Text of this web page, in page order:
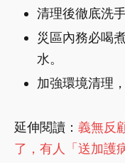
清理後徹底洗
災區內務必喝
水。
加強環境清理
延伸閱讀： 義無反
了，有人「送加護